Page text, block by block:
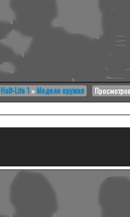
Half-Life 1 »Модели оружия